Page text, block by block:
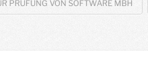
PRÜFUNG VON SOFTWARE MBH